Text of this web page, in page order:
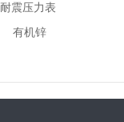
耐震压力表
有机锌